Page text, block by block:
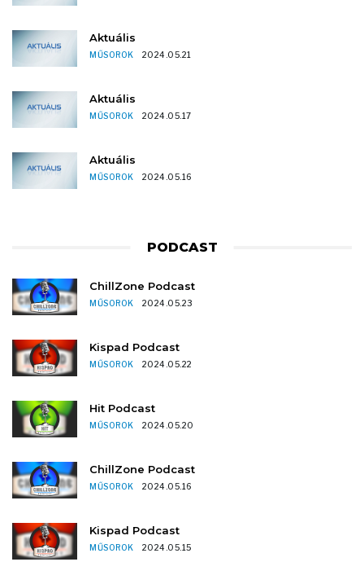
Aktuális
MŰSOROK 2024.05.21
Aktuális
MŰSOROK 2024.05.17
Aktuális
MŰSOROK 2024.05.16
PODCAST
ChillZone Podcast
MŰSOROK 2024.05.23
Kispad Podcast
MŰSOROK 2024.05.22
Hit Podcast
MŰSOROK 2024.05.20
ChillZone Podcast
MŰSOROK 2024.05.16
Kispad Podcast
MŰSOROK 2024.05.15